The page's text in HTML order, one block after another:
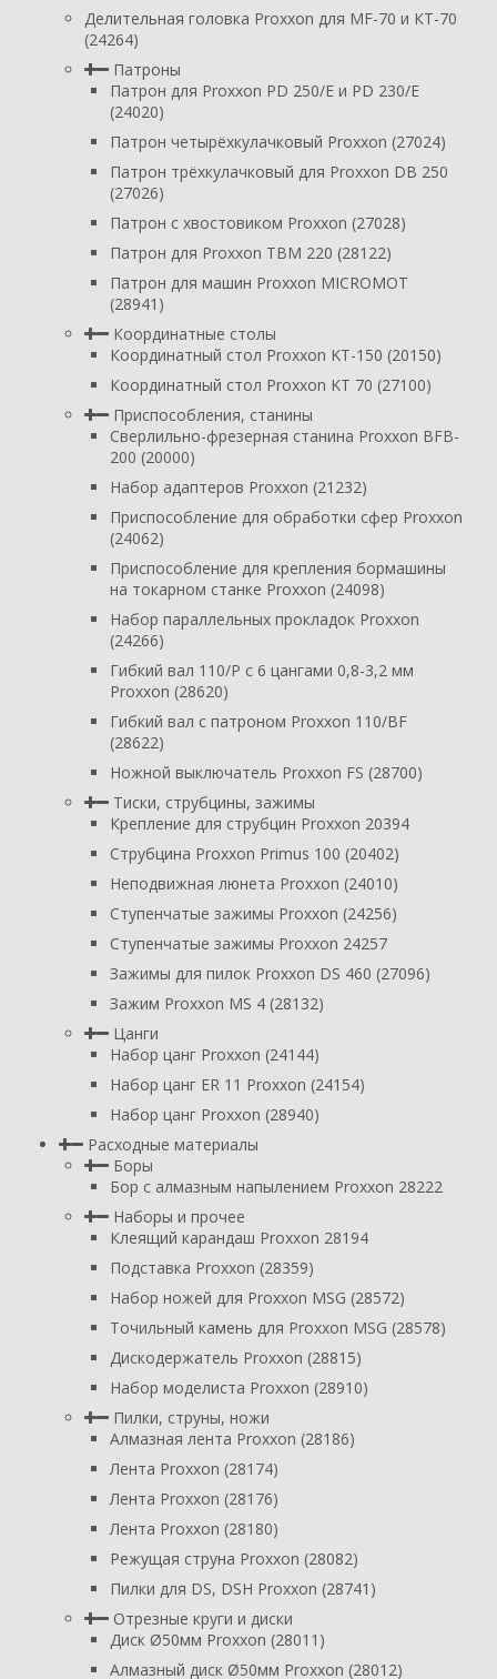
Делительная головка Proxxon для MF-70 и КТ-70
(24264)
Патроны
Патрон для Proxxon PD 250/E и PD 230/E
(24020)
Патрон четырёхкулачковый Proxxon (27024)
Патрон трёхкулачковый для Proxxon DB 250
(27026)
Патрон с хвостовиком Proxxon (27028)
Патрон для Proxxon TBM 220 (28122)
Патрон для машин Proxxon MICROMOT
(28941)
Координатные столы
Координатный стол Proxxon KT-150 (20150)
Координатный стол Proxxon KT 70 (27100)
Приспособления, станины
Сверлильно-фрезерная станина Proxxon BFB-
200 (20000)
Набор адаптеров Proxxon (21232)
Приспособление для обработки сфер Proxxon
(24062)
Приспособление для крепления бормашины
на токарном станке Proxxon (24098)
Набор параллельных прокладок Proxxon
(24266)
Гибкий вал 110/P с 6 цангами 0,8-3,2 мм
Proxxon (28620)
Гибкий вал с патроном Proxxon 110/BF
(28622)
Ножной выключатель Proxxon FS (28700)
Тиски, струбцины, зажимы
Крепление для струбцин Proxxon 20394
Струбцина Proxxon Primus 100 (20402)
Неподвижная люнета Proxxon (24010)
Ступенчатые зажимы Proxxon (24256)
Ступенчатые зажимы Proxxon 24257
Зажимы для пилок Proxxon DS 460 (27096)
Зажим Proxxon MS 4 (28132)
Цанги
Набор цанг Proxxon (24144)
Набор цанг ER 11 Proxxon (24154)
Набор цанг Proxxon (28940)
Расходные материалы
Боры
Бор с алмазным напылением Proxxon 28222
Наборы и прочее
Клеящий карандаш Proxxon 28194
Подставка Proxxon (28359)
Набор ножей для Proxxon MSG (28572)
Точильный камень для Proxxon MSG (28578)
Дискодержатель Proxxon (28815)
Набор моделиста Proxxon (28910)
Пилки, струны, ножи
Алмазная лента Proxxon (28186)
Лента Proxxon (28174)
Лента Proxxon (28176)
Лента Proxxon (28180)
Режущая струна Proxxon (28082)
Пилки для DS, DSH Proxxon (28741)
Отрезные круги и диски
Диск Ø50мм Proxxon (28011)
Алмазный диск Ø50мм Proxxon (28012)